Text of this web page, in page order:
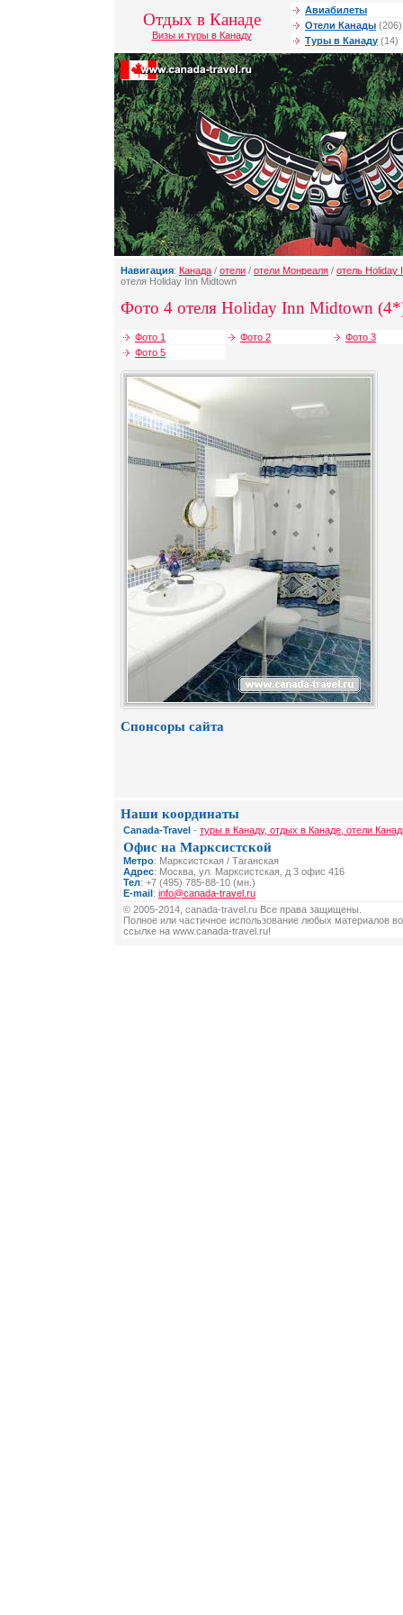
Отдых в Канаде
Визы и туры в Канаду
Авиабилеты
Отели Канады (206)
Туры в Канаду (14)
Навигация: Канада / отели / отели Монреаля / отель Holiday
отеля Holiday Inn Midtown
Фото 4 отеля Holiday Inn Midtown
Фото 1 Фото 2
Фото 3
Фото 5
Спонсоры сайта
Наши координаты
Canada-Travel - туры в Канаду, отдых в Канаде, отели
Офис на Марксистской
Метро: Марксистская / Таганская
Адрес: Москва, ул. Марксистская, д 3 офис 416
Тел: +7 (495) 785-88-10 (мн.)
E-mail: info@canada-travel.ru
© 2005-2014, canada-travel.ru Все права защищены.
Полное или частичное использование любых материалов
ссылке на www.canada-travel.ru!